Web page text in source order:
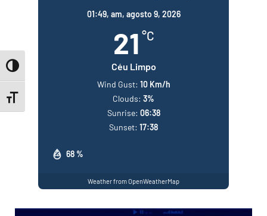
Toggle High Contrast
Toggle Font size
01:49, am, agosto 9, 2026
21 °C
Céu Limpo
68 %
Wind Gust: 10 Km/h
Clouds: 3%
Sunrise: 06:38
Sunset: 17:38
Weather from OpenWeatherMap